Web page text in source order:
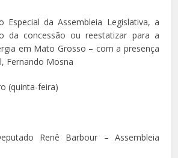
Especial da Assembleia Legislativa, a
da concessão ou reestatizar para a
em Mato Grosso – com a presença
Fernando Mosna
(quinta-feira)
Renê Barbour – Assembleia